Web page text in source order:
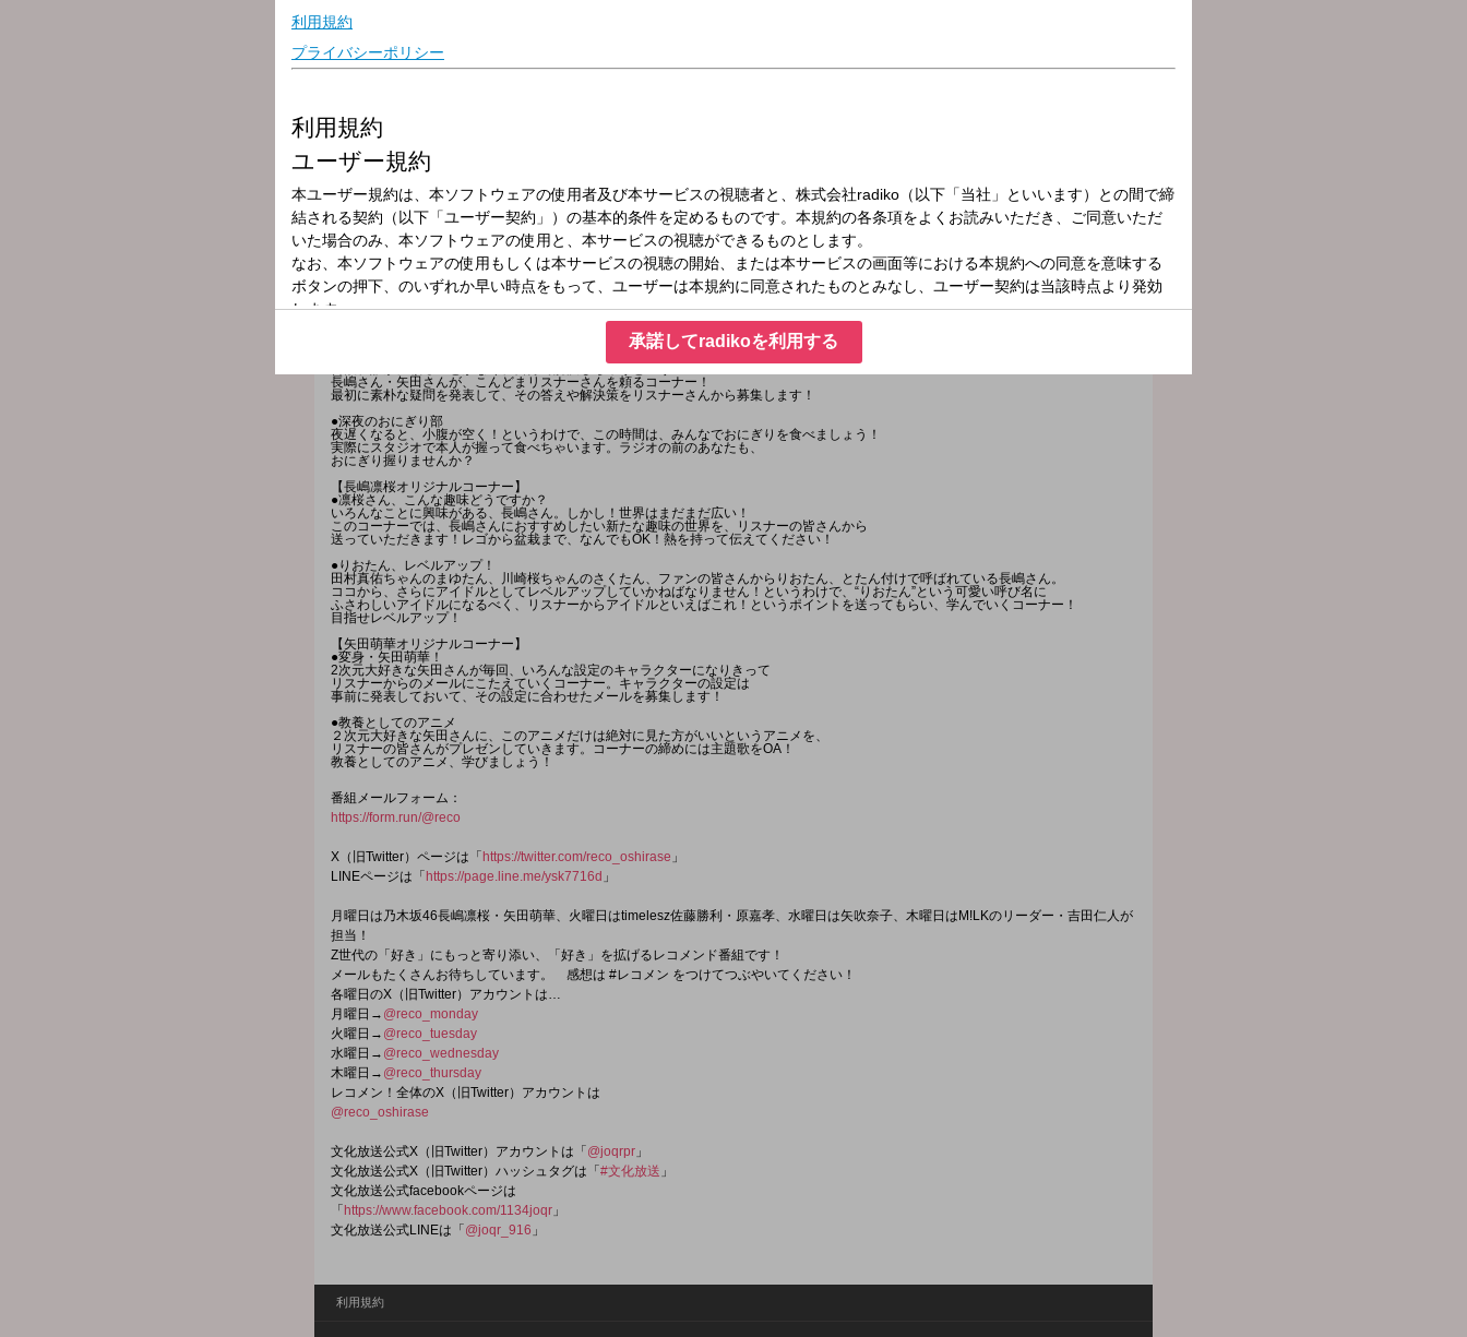
23:00 コーナー＆メール紹介
23:30 コーナー
23:50 アローアンス
24:00 全国オープニング
24:55 エンディング
●トークジャッジ2/3
ランダムで引いた単語について即興でエピソードトークを披露するコーナー！
トークを続けるかはパーソナリティ、ディレクター、作家の3人がジャッジ！
3人中2人が手を挙げたら強制終了します！
●みんなで解決！お悩み相談
リスナーのお悩みをみんなで解決するコーナー！
最初にリスナーのお悩みを紹介して、その解決策をほかのリスナーさんから募集します！
その後、集まったメールを紹介しながら最終的にリスナーのお悩みを解決します！
●長嶋・矢田に聞いてほしい曲リクエスト
パーソナリティの2人に聞いてほしい曲を募集してオンエアするコーナー！
ただし、楽曲は乃木坂46以外の楽曲でお願いします！
長嶋さん・矢田さんが、こんどまリスナーさんを頼るコーナー！
最初に素朴な疑問を発表して、その答えや解決策をリスナーさんから募集します！
●深夜のおにぎり部
夜遅くなると、小腹が空く！というわけで、この時間は、みんなでおにぎりを食べましょう！
実際にスタジオで本人が握って食べちゃいます。ラジオの前のあなたも、
おにぎり握りませんか？
【長嶋凛桜オリジナルコーナー】
●凛桜さん、こんな趣味どうですか？
いろんなことに興味がある、長嶋さん。しかし！世界はまだまだ広い！
このコーナーでは、長嶋さんにおすすめしたい新たな趣味の世界を、リスナーの皆さんから
送っていただきます！レゴから盆栽まで、なんでもOK！熱を持って伝えてください！
●りおたん、レベルアップ！
田村真佑ちゃんのまゆたん、川崎桜ちゃんのさくたん、ファンの皆さんからりおたん、とたん付けで呼ばれている長嶋さん。
ココから、さらにアイドルとしてレベルアップしていかねばなりません！というわけで、“りおたん”という可愛い呼び名に
ふさわしいアイドルになるべく、リスナーからアイドルといえばこれ！というポイントを送ってもらい、学んでいくコーナー！
目指せレベルアップ！
【矢田萌華オリジナルコーナー】
●変身・矢田萌華！
2次元大好きな矢田さんが毎回、いろんな設定のキャラクターになりきって
リスナーからのメールにこたえていくコーナー。キャラクターの設定は
事前に発表しておいて、その設定に合わせたメールを募集します！
●教養としてのアニメ
２次元大好きな矢田さんに、このアニメだけは絶対に見た方がいいというアニメを、
リスナーの皆さんがプレゼンしていきます。コーナーの締めには主題歌をOA！
教養としてのアニメ、学びましょう！
番組メールフォーム：
https://form.run/@reco
X（旧Twitter）ページは「 https://twitter.com/reco_oshirase 」
LINEページは「 https://page.line.me/ysk7716d 」
月曜日は乃木坂46長嶋凛桜・矢田萌華、火曜日はtimelesz佐藤勝利・原嘉孝、水曜日は矢吹奈子、木曜日はM!LKのリーダー・吉田仁人が
担当！
Z世代の「好き」にもっと寄り添い、「好き」を拡げるレコメンド番組です！
メールもたくさんお待ちしています。 感想は #レコメン をつけてつぶやいてください！
各曜日のX（旧Twitter）アカウントは…
月曜日→ @reco_monday
火曜日→ @reco_tuesday
水曜日→ @reco_wednesday
木曜日→ @reco_thursday
レコメン！全体のX（旧Twitter）アカウントは
@reco_oshirase
文化放送公式X（旧Twitter）アカウントは「 @joqrpr 」
文化放送公式X（旧Twitter）ハッシュタグは「 #文化放送 」
文化放送公式facebookページは
「 https://www.facebook.com/1134joqr 」
文化放送公式LINEは「 @joqr_916 」
利用規約
承諾してradikoを利用する